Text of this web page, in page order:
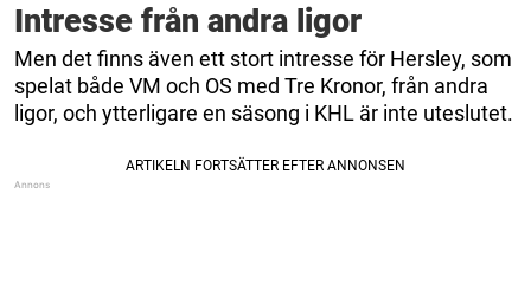
Intresse från andra ligor
Men det finns även ett stort intresse för Hersley, som
spelat både VM och OS med Tre Kronor, från andra
ligor, och ytterligare en säsong i KHL är inte uteslutet.